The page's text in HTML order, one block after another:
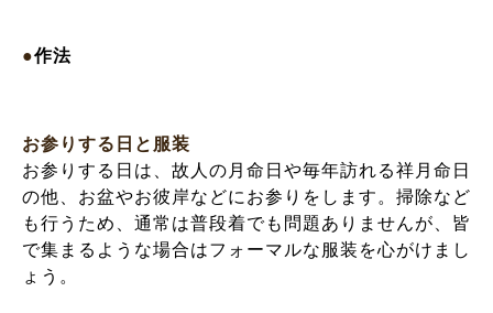
●作法
お参りする日と服装
お参りする日は、故人の月命日や毎年訪れる祥月命日
の他、お盆やお彼岸などにお参りをします。掃除など
も行うため、通常は普段着でも問題ありませんが、皆
で集まるような場合はフォーマルな服装を心がけまし
ょう。